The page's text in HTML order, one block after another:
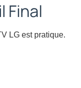
Final
LG est pratique.